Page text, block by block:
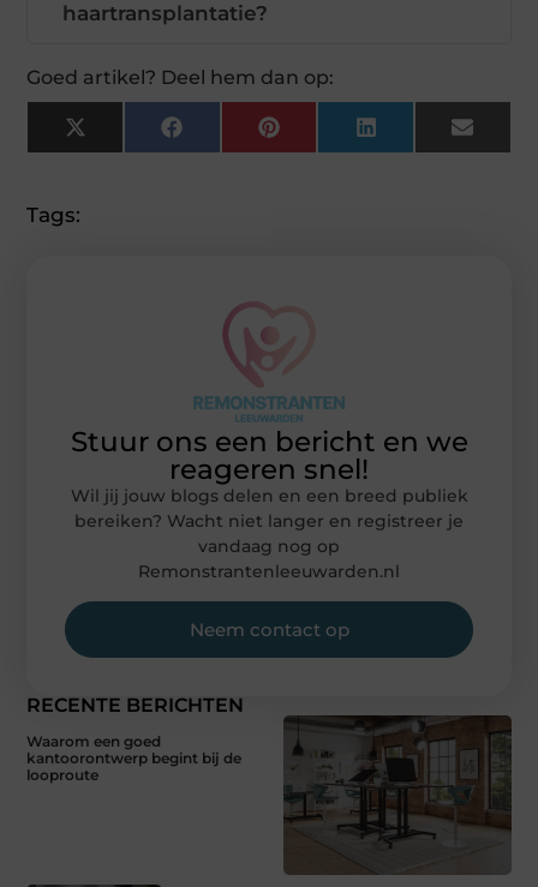
haartransplantatie?
Goed artikel? Deel hem dan op:
X
(Twitter)
FacebookPinterestLinkedInEmail
Tags:
RECENTE BERICHTEN
Waarom een goed
kantoorontwerp begint bij de
looproute
Stuur ons een bericht en we
reageren snel!
Wil jij jouw blogs delen en een breed publiek
bereiken? Wacht niet langer en registreer je
vandaag nog op
Remonstrantenleeuwarden.nl
Neem contact op